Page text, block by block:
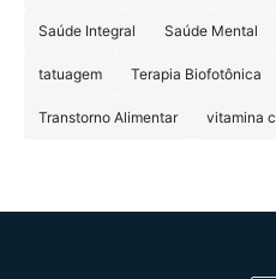
Saúde Integral Saúde Mental
tatuagem Terapia Biofotônica
Transtorno Alimentar vitamina c